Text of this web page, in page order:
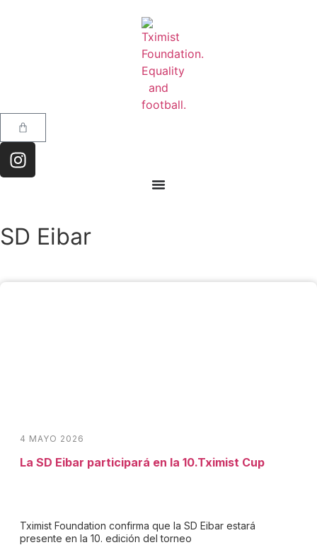
SD Eibar
4 MAYO 2026
La SD Eibar participará en la 10.Tximist Cup
Tximist Foundation confirma que la SD Eibar estará
presente en la 10. edición del torneo